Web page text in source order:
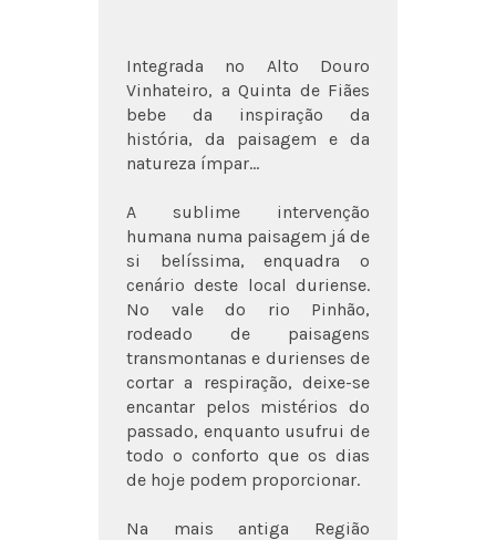
Integrada no Alto Douro
Vinhateiro, a Quinta de Fiães
bebe da inspiração da
história, da paisagem e da
natureza ímpar...
A sublime intervenção
humana numa paisagem já de
si belíssima, enquadra o
cenário deste local duriense.
No vale do rio Pinhão,
rodeado de paisagens
transmontanas e durienses de
cortar a respiração, deixe-se
encantar pelos mistérios do
passado, enquanto usufrui de
todo o conforto que os dias
de hoje podem proporcionar.
Na mais antiga Região